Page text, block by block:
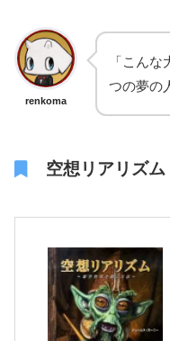
renkoma
「こん
つの夢の
空想リアリズ